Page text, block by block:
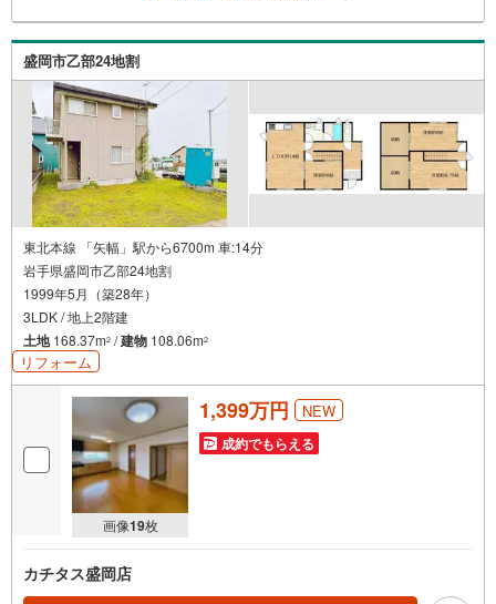
盛岡市乙部24地割
東北本線 「矢幅」駅から6700m 車:14分
岩手県盛岡市乙部24地割
1999年5月（築28年）
3LDK / 地上2階建
土地168.37m2 /建物 108.06m2
リフォーム
画像19枚
1,399万円 NEW
成約でもらえる
カチタス盛岡店